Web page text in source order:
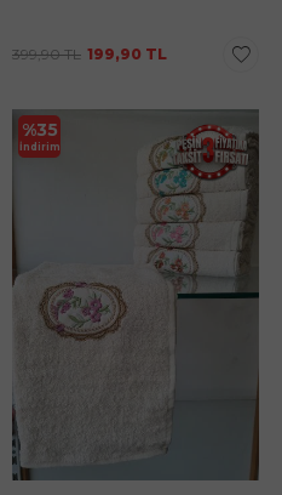
399,90TL 199,90 TL
%35
İndirim